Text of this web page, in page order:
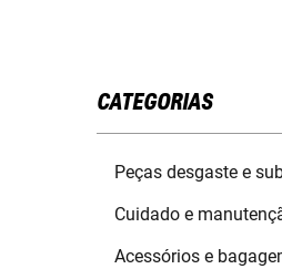
CATEGORIAS
Peças desgaste e
Cuidado e
Acessórios e